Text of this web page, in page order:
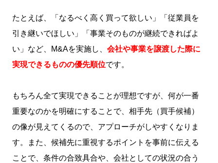
たとえば、「なるべく高く買って欲しい」「従業員を
引き継いでほしい」「事業そのものが継続できればよ
い」など、M&Aを実施し、 会社や事業を譲渡した際に
実現できるものの優先順位です。
もちろん全て実現できることが理想ですが、何が一番
重要なのかを明確にすることで、相手先（買手候補）
の像が見えてくるので、アプローチがしやすくなりま
す。また、候補先に重視するポイントを事前に伝える
ことで、条件の合致具合や、会社としての状況の合う